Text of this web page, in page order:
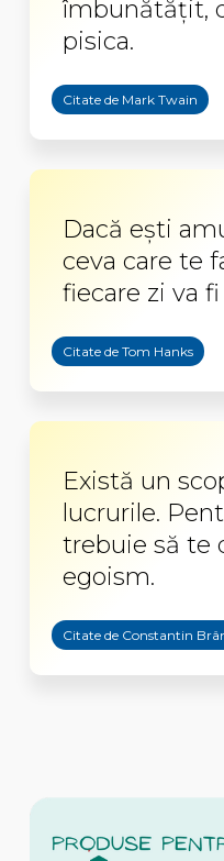
îmbunătățit,
pisica.
Citate de Mark Twain
Dacă ești
ceva care te
fiecare zi va
Citate de Tom Hanks
Există un
lucrurile.
trebuie să te
egoism.
Citate de Constantin